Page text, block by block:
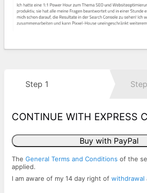
Step 1
CONTINUE WITH EXPRESS
Buy with PayPal
The General Terms and Conditions of the
applied.
I am aware of my 14 day right of withdrawal